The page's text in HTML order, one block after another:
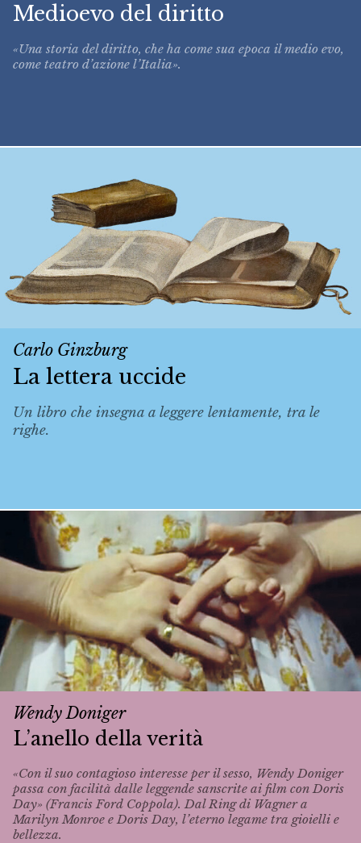
Medioevo del diritto
«Una storia del diritto, che ha come sua epoca il medio evo,
come teatro d’azione l’Italia».
Carlo Ginzburg
La lettera uccide
Un libro che insegna a leggere lentamente, tra le
righe.
Wendy Doniger
L’anello della verità
«Con il suo contagioso interesse per il sesso, Wendy Doniger
passa con facilità dalle leggende sanscrite ai film con Doris
Day» (Francis Ford Coppola). DalRingdi Wagner a
Marilyn Monroe e Doris Day, l’eterno legame tra gioielli e
bellezza.